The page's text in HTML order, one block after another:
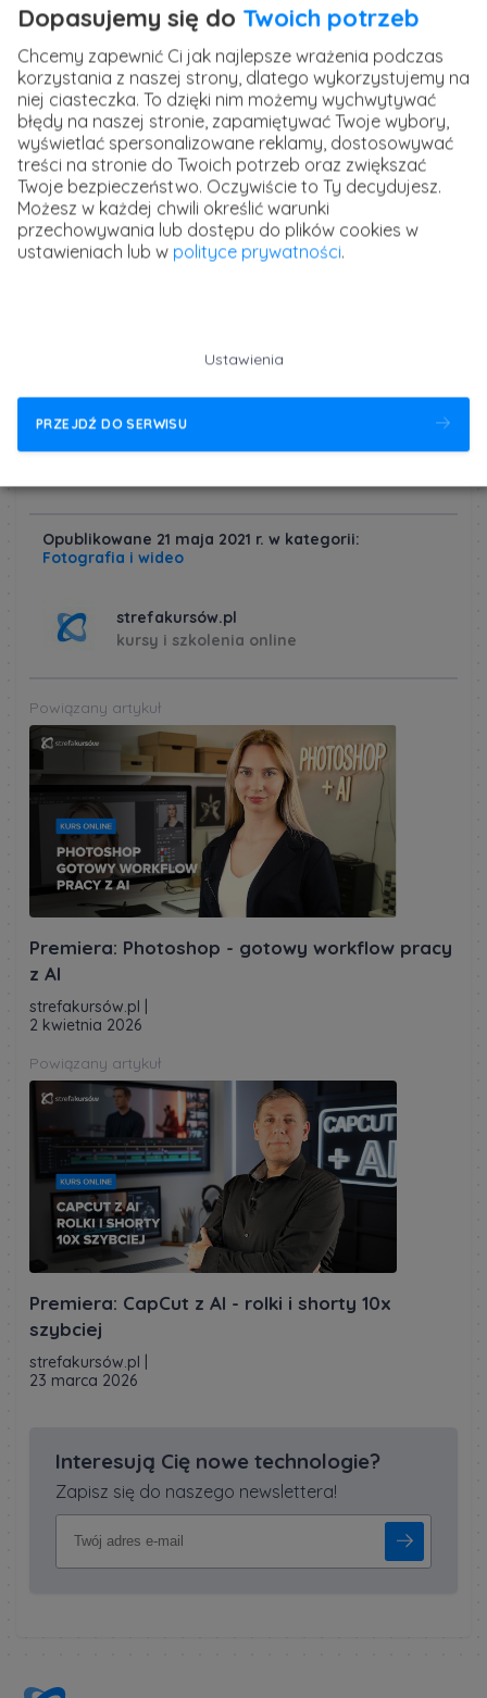
doświadczeniu to gwarantuję Ci, że w tym kursie właśnie
ją znajdziesz. Zainteresowany? Wiesz gdzie kliknąć!
Szkolenie prowadzi Honorata Gruszecka, Operator
kamery i montażystka, która od wielu lat jest związana z
branżą foto-wideo.
Kurs Operator kamery od podstaw
5.0 (41 opinii)
Poznaj sprawdzone praktyki i najczęstsze błędy
Opublikowane 21 maja 2021 r. w kategorii:
Fotografia i wideo
strefakursów.pl
kursy i szkolenia online
Powiązany artykuł
Premiera: Photoshop - gotowy workflow pracy
z AI
strefakursów.pl
2 kwietnia 2026
Powiązany artykuł
Premiera: CapCut z AI - rolki i shorty 10x
szybciej
strefakursów.pl
23 marca 2026
Interesują Cię nowe technologie?
Zapisz się do naszego newslettera!
Dopasujemy się do Twoich potrzeb
Chcemy zapewnić Ci jak najlepsze wrażenia podczas
korzystania z naszej strony, dlatego wykorzystujemy na
niej ciasteczka. To dzięki nim możemy wychwytywać
błędy na naszej stronie, zapamiętywać Twoje wybory,
wyświetlać spersonalizowane reklamy, dostosowywać
treści na stronie do Twoich potrzeb oraz zwiększać
Twoje bezpieczeństwo. Oczywiście to Ty decydujesz.
Możesz w każdej chwili określić warunki
przechowywania lub dostępu do plików cookies w
ustawieniach lub w polityce prywatności.
Ustawienia
PRZEJDŹ DO SERWISU